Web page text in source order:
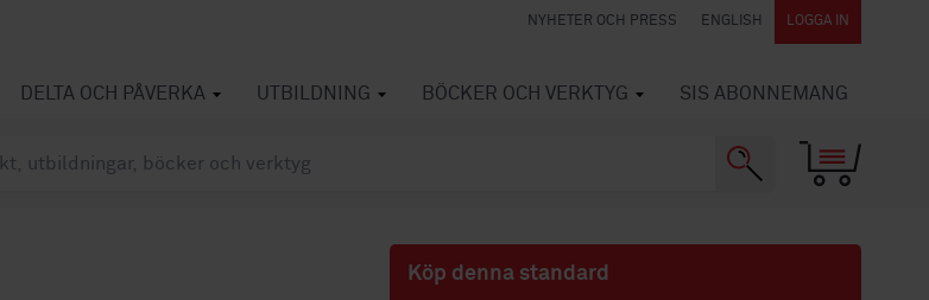
NYHETER OCH PRESS ENGLISH LOGGA IN
DELTA OCH PÅVERKA UTBILDNING BÖCKER OCH VERKTYG SIS ABONNEMANG
Köp denna standard